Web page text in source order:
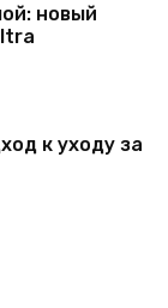
новый
к уходу за